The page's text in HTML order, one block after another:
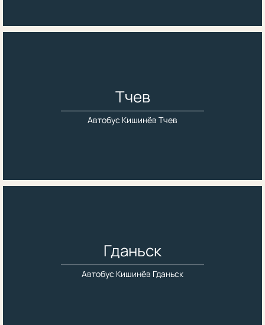
Тчев
Автобус Кишинёв Тчев
Гданьск
Автобус Кишинёв Гданьск